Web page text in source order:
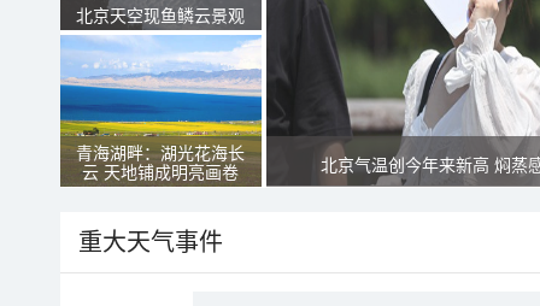
北京天空现鱼鳞云景观
青海湖畔：湖光花海长
云 天地铺成明亮画卷
北京气温创今年来新高 焖蒸
重大天气事件